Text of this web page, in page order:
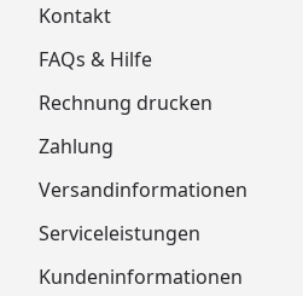
Kontakt
FAQs & Hilfe
Rechnung drucken
Zahlung
Versandinformationen
Serviceleistungen
Kundeninformationen